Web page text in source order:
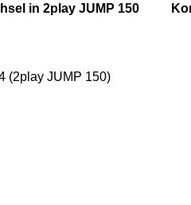
in 2play JUMP 150
(2play JUMP 150)